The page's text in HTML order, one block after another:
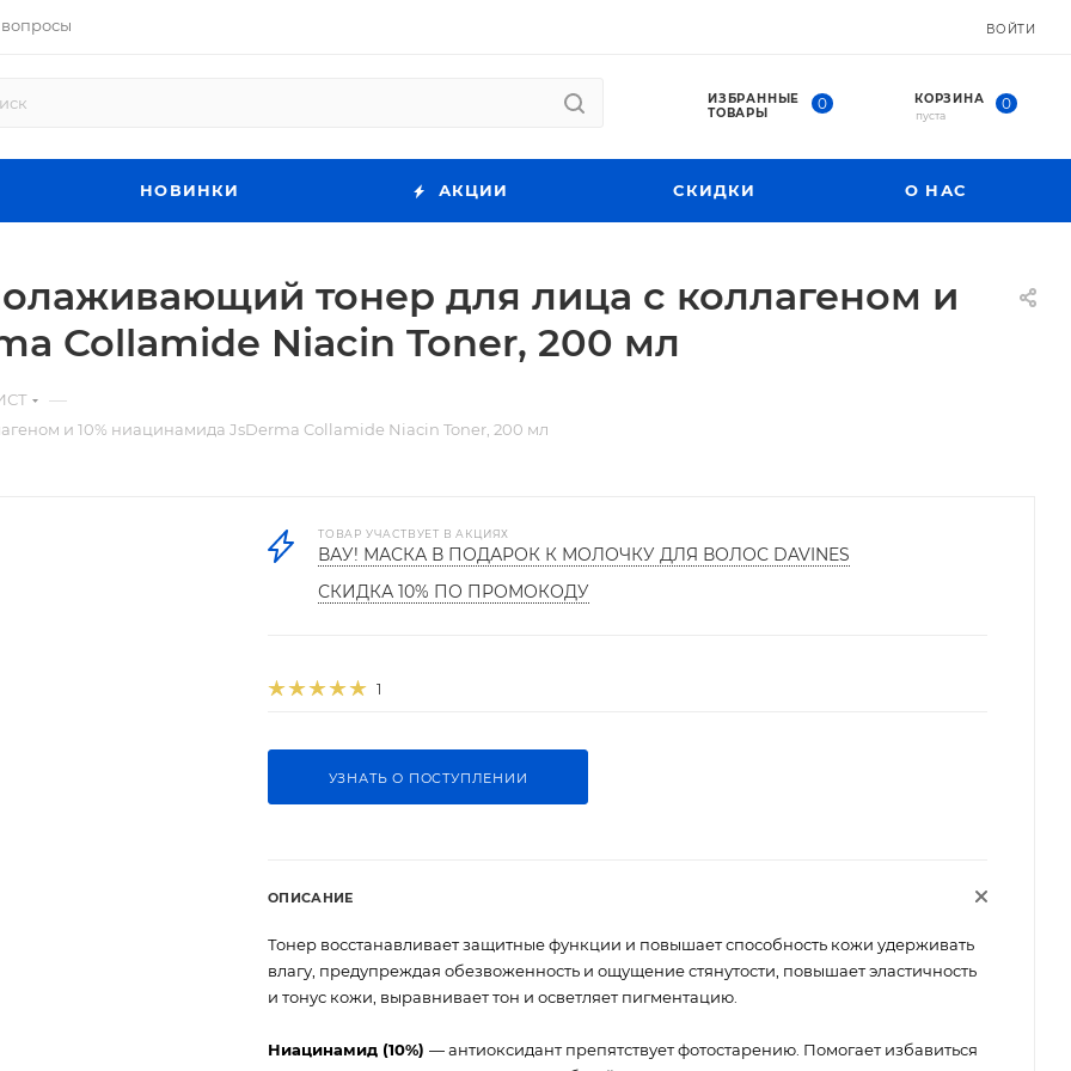
ВОЙТИ
ИЗБРАННЫЕ
ТОВАРЫ
0 КОРЗИНА 0
пуста
НОВИНКИ АКЦИИ СКИДКИ О НАС
тонер для лица с коллагеном и
Collamide Niacin Toner, 200 мл
—
и 10% ниацинамида JsDerma Collamide Niacin Toner, 200 мл
ТОВАР УЧАСТВУЕТ В АКЦИЯХ
ВАУ! МАСКА В ПОДАРОК К МОЛОЧКУ ДЛЯ ВОЛОС DAVINES
СКИДКА 10% ПО ПРОМОКОДУ
1
УЗНАТЬ О ПОСТУПЛЕНИИ
ОПИСАНИЕ
Тонер восстанавливает защитные функции и повышает способность кожи удерживать
влагу, предупреждая обезвоженность и ощущение стянутости, повышает эластичность
и тонус кожи, выравнивает тон и осветляет пигментацию.
Ниацинамид (10%) — антиоксидант препятствует фотостарению. Помогает избавиться